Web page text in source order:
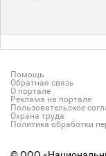
Помощь
Обратная связь
О портале
Реклама на портале
Пользовательское
Охрана труда
Политика обработки